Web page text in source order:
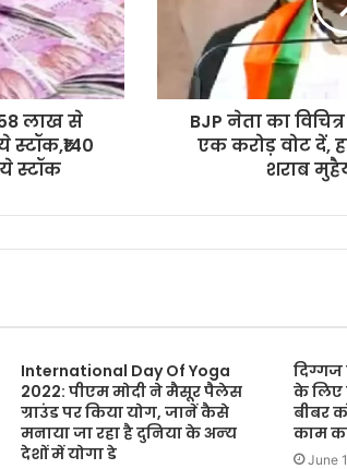
लाख से
स्टॉक
BJP नेता का
एक करोड़ वोट दें,
शराब
International Day Of Yoga
2022: पीएम मोदी ने मैसूर पैलेस
ग्राउंड पर किया योग, जानें कैसे
मनाया जा रहा है दुनिया के अन्‍य
देशों में योगा डे
के लिए
बीबर
काम
June